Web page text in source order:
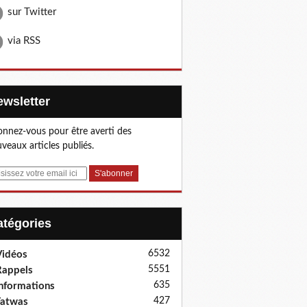
sur Twitter
via RSS
vous pour être averti des
articles publiés.
6532
5551
635
427